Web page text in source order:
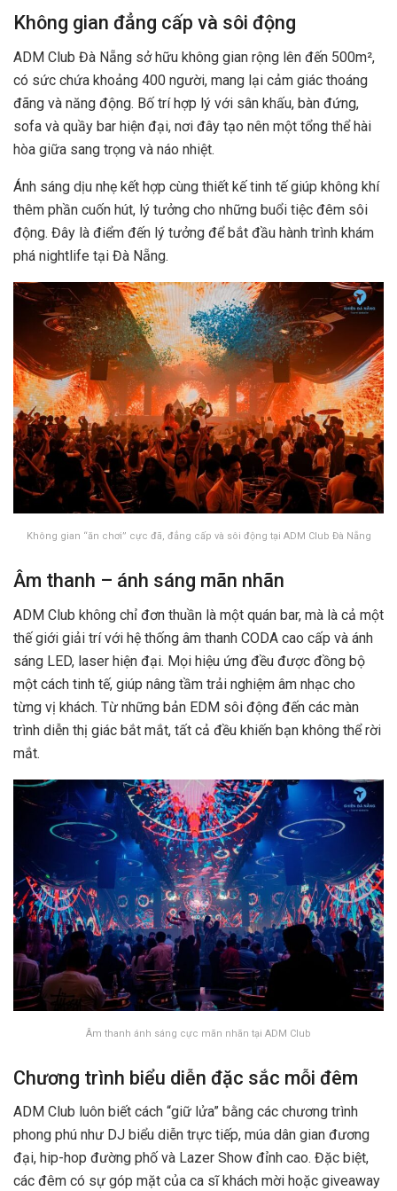
Không gian đẳng cấp và sôi động
ADM Club Đà Nẵng sở hữu không gian rộng lên đến 500m²,
có sức chứa khoảng 400 người, mang lại cảm giác thoáng
đãng và năng động. Bố trí hợp lý với sân khấu, bàn đứng,
sofa và quầy bar hiện đại, nơi đây tạo nên một tổng thể hài
hòa giữa sang trọng và náo nhiệt.
Ánh sáng dịu nhẹ kết hợp cùng thiết kế tinh tế giúp không khí
thêm phần cuốn hút, lý tưởng cho những buổi tiệc đêm sôi
động. Đây là điểm đến lý tưởng để bắt đầu hành trình khám
phá nightlife tại Đà Nẵng.
Không gian “ăn chơi” cực đã, đẳng cấp và sôi động tại ADM Club Đà Nẵng
Âm thanh – ánh sáng mãn nhãn
ADM Club không chỉ đơn thuần là một quán bar, mà là cả một
thế giới giải trí với hệ thống âm thanh CODA cao cấp và ánh
sáng LED, laser hiện đại. Mọi hiệu ứng đều được đồng bộ
một cách tinh tế, giúp nâng tầm trải nghiệm âm nhạc cho
từng vị khách. Từ những bản EDM sôi động đến các màn
trình diễn thị giác bắt mắt, tất cả đều khiến bạn không thể rời
mắt.
Âm thanh ánh sáng cực mãn nhãn tại ADM Club
Chương trình biểu diễn đặc sắc mỗi đêm
ADM Club luôn biết cách “giữ lửa” bằng các chương trình
phong phú như DJ biểu diễn trực tiếp, múa dân gian đương
đại, hip-hop đường phố và Lazer Show đỉnh cao. Đặc biệt,
các đêm có sự góp mặt của ca sĩ khách mời hoặc giveaway